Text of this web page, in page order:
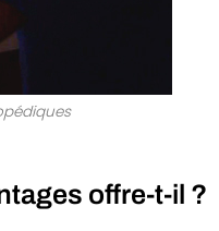
offre-t-il ?